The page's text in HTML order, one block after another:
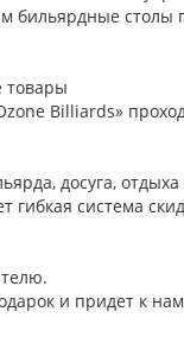
бильярдные
товары
Billiards»
досуга, отдыха
гибкая система
и придет к